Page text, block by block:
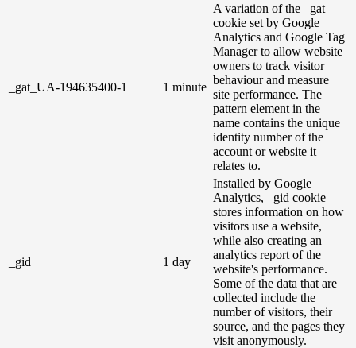
_gat_UA-194635400-1 1 minute
A variation of the _gat
cookie set by Google
Analytics and Google Tag
Manager to allow website
owners to track visitor
behaviour and measure
site performance. The
pattern element in the
name contains the unique
identity number of the
account or website it
relates to.
_gid 1 day
Installed by Google
Analytics, _gid cookie
stores information on how
visitors use a website,
while also creating an
analytics report of the
website's performance.
Some of the data that are
collected include the
number of visitors, their
source, and the pages they
visit anonymously.